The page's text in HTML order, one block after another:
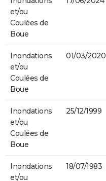
et/ou
Coulées de
Boue
Inondations
et/ou
Coulées de
Boue
01/03/2020
Inondations
et/ou
Coulées de
Boue
25/12/1999
Inondations
et/ou
18/07/1983